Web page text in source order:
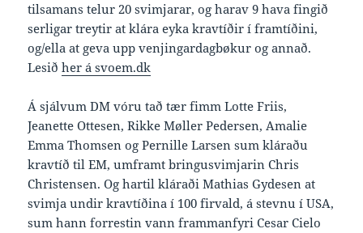
tilsamans telur 20 svimjarar, og harav 9 hava fingið
serligar treytir at klára eyka kravtíðir í framtíðini,
og/ella at geva upp venjingardagbøkur og annað.
Lesiðher á svoem.dk
Á sjálvum DM vóru tað tær fimm Lotte Friis,
Jeanette Ottesen, Rikke Møller Pedersen, Amalie
Emma Thomsen og Pernille Larsen sum kláraðu
kravtíð til EM, umframt bringusvimjarin Chris
Christensen. Og hartil kláraði Mathias Gydesen at
svimja undir kravtíðina í 100 firvald, á stevnu í USA,
sum hann forrestin vann frammanfyri Cesar Cielo